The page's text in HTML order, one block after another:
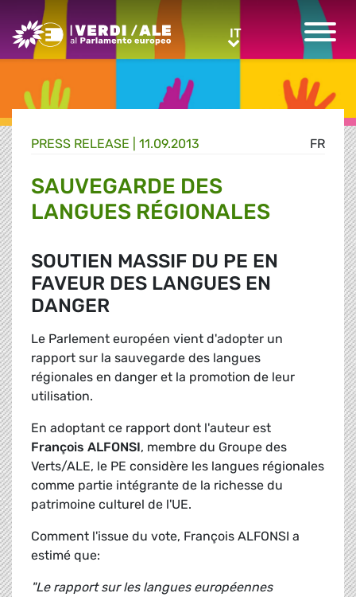
Greens/EFA Home ITIT
FR
PRESS RELEASE | 11.09.2013
SAUVEGARDE DES
LANGUES RÉGIONALES
SOUTIEN MASSIF DU PE EN
FAVEUR DES LANGUES EN
DANGER
Le Parlement européen vient d'adopter un
rapport sur la sauvegarde des langues
régionales en danger et la promotion de leur
utilisation.
En adoptant ce rapport dont l'auteur est
François ALFONSI, membre du Groupe des
Verts/ALE, le PE considère les langues régionales
comme partie intégrante de la richesse du
patrimoine culturel de l'UE.
Comment l'issue du vote, François ALFONSI a
estimé que:
"Le rapport sur les langues européennes